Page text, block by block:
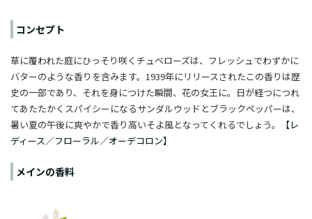
コンセプト
草に覆われた庭にひっそり咲くチュベローズは、フレッシュでわずかに
バターのような香りを含みます。1939年にリリースされたこの香りは歴
史の一部であり、それを身につけた瞬間、花の女王に。日が経つにつれ
てあたたかくスパイシーになるサンダルウッドとブラックペッパーは、
暑い夏の午後に爽やかで香り高いそよ風となってくれるでしょう。
【レ
ディース／フローラル／オーデコロン】
メインの香料